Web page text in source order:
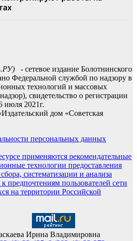
- сетевое издание Болотнинского
Федеральной службой по надзору в
технологий и массовых
свидетельство о регистрации
2021г.
дом «Советская
персональных данных
применяются рекомендательные
технологии предоставления
систематизации и анализа
предпочтениям пользователей сети
на территории Российской
Ирина Владимировна